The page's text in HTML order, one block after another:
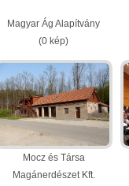
Magyar Ág Alapítvány
(0 kép)
Mocz és Társa
Magánerdészet Kft.